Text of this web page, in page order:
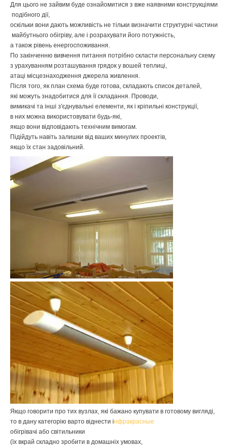
Для цього не зайвим буде ознайомитися з вже наявними конструкціями
подібного дії,
оскільки вони дають можливість не тільки визначити структурні частини
майбутнього обігріву, але і розрахувати його потужність
а також рівень енергоспоживання
По закінченню вивчення питання потрібно скласти персональну схему
з урахуванням розташування грядок у вошей теплиці
атаці місцезнаходження джерела живлення
Після того як план схема буде готова складають список деталей
які можуть знадобитися для її складання Проводи
вимикачі та інші з'єднувальні елементи як і кріпильні конструкції,
в них можна використовувати будь-які
якщо вони відповідають технічним вимогам
Підійдуть навіть залишки від ваших минулих проектів
якщо їх стан задовільний
Якщо говорити про тих вузлах, які бажано купувати в готовому вигляді,
то в дану категорію варто віднести інфракрасные
обігрівачі або світильники
(їх вкрай складно зробити в домашніх умовах,